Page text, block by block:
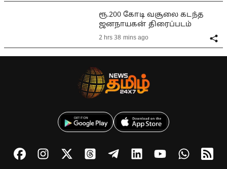
ரூ.200 கோடி வசூலை கடந்த
ஜனநாயகன் திரைப்படம்
2 hrs 38 mins ago